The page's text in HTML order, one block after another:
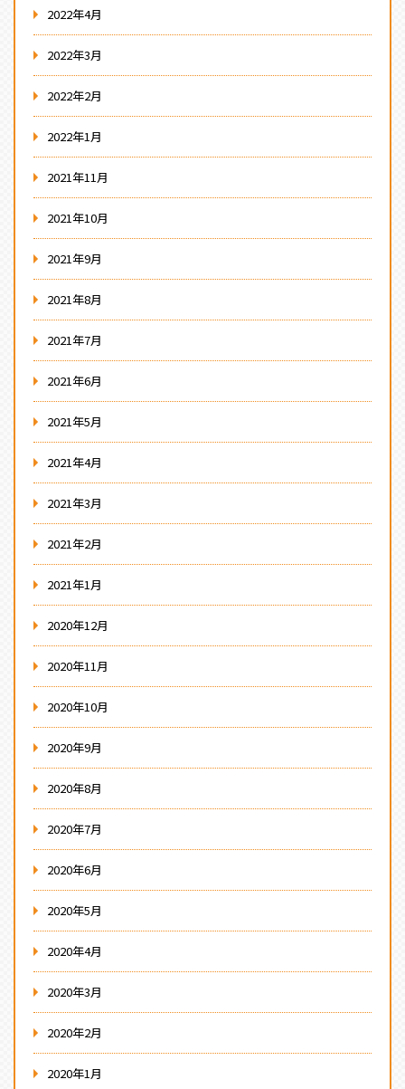
2022年4月
2022年3月
2022年2月
2022年1月
2021年11月
2021年10月
2021年9月
2021年8月
2021年7月
2021年6月
2021年5月
2021年4月
2021年3月
2021年2月
2021年1月
2020年12月
2020年11月
2020年10月
2020年9月
2020年8月
2020年7月
2020年6月
2020年5月
2020年4月
2020年3月
2020年2月
2020年1月